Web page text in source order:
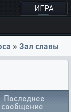
ИГРА
» Зал славы
Последнее
сообщение